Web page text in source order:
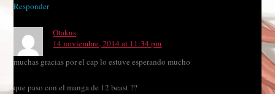
Responder
Otakus
14 noviembre, 2014 at 11:34 pm
muchas gracias por el cap lo estuve esperando mucho
que paso con el manga de 12 beast ??